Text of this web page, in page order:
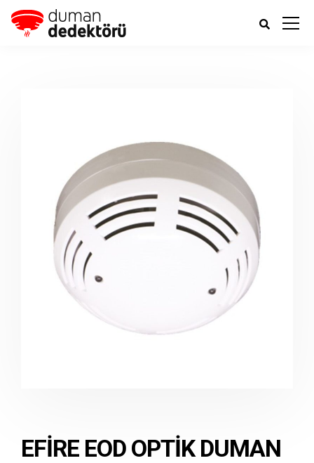
EFİRE EOD OPTİK DUMAN